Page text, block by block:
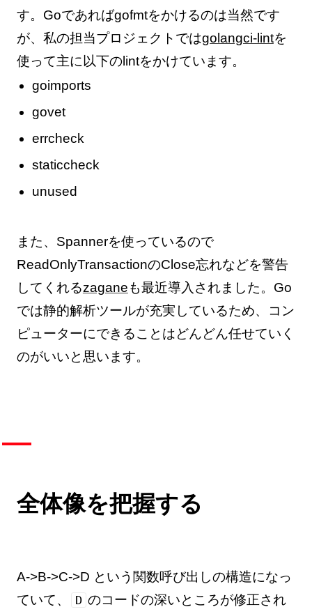
す。Goであればgofmtをかけるのは当然です
が、私の担当プロジェクトではgolangci-lintを
使って主に以下のlintをかけています。
goimports
govet
errcheck
staticcheck
unused
また、Spannerを使っているので
ReadOnlyTransactionのClose忘れなどを警告
してくれるzaganeも最近導入されました。Go
では静的解析ツールが充実しているため、コン
ピューターにできることはどんどん任せていく
のがいいと思います。
全体像を把握する
A->B->C->D という関数呼び出しの構造になっ
ていて、
D のコードの深いところが修正され